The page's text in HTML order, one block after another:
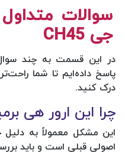
سوالات
جی CH45
پاسخ داده‌ایم تا شما
درک کنید.
چرا این ارور هی
این مشکل معمولاً به
اصولی قبلی است و باید